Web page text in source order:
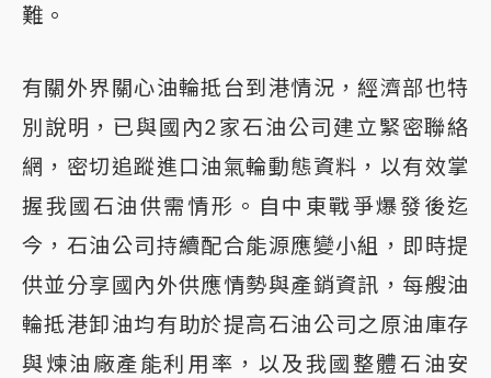
難。
有關外界關心油輪抵台到港情況，經濟部也特
別說明，已與國內2家石油公司建立緊密聯絡
網，密切追蹤進口油氣輪動態資料，以有效掌
握我國石油供需情形。自中東戰爭爆發後迄
今，石油公司持續配合能源應變小組，即時提
供並分享國內外供應情勢與產銷資訊，每艘油
輪抵港卸油均有助於提高石油公司之原油庫存
與煉油廠產能利用率，以及我國整體石油安